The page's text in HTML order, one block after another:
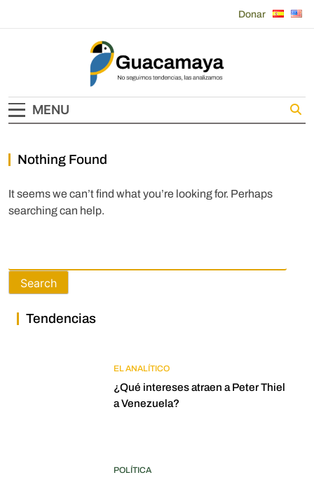
Donar
Guacamaya
MENU
Nothing Found
It seems we can’t find what you’re looking for. Perhaps
searching can help.
Tendencias
EL ANALÍTICO
¿Qué intereses atraen a Peter Thiel
a Venezuela?
POLÍTICA